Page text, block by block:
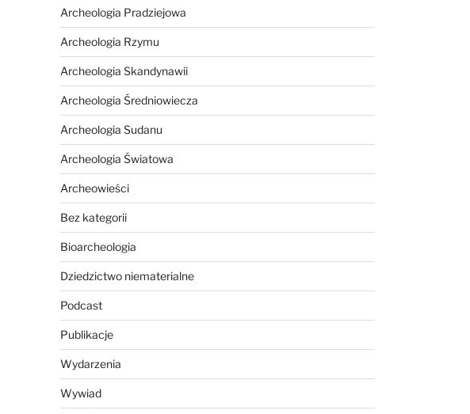
Archeologia Pradziejowa
Archeologia Rzymu
Archeologia Skandynawii
Archeologia Średniowiecza
Archeologia Sudanu
Archeologia Światowa
Archeowieści
Bez kategorii
Bioarcheologia
Dziedzictwo niematerialne
Podcast
Publikacje
Wydarzenia
Wywiad